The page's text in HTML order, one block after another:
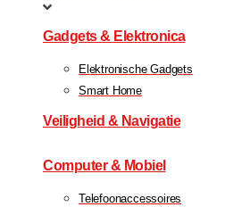
Gadgets & Elektronica
Elektronische Gadgets
Smart Home
Veiligheid & Navigatie
Computer & Mobiel
Telefoonaccessoires